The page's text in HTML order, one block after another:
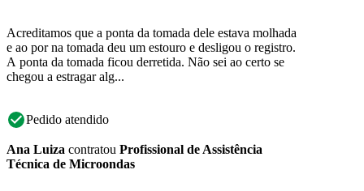
Acreditamos que a ponta da tomada dele estava molhada
e ao por na tomada deu um estouro e desligou o registro.
A ponta da tomada ficou derretida. Não sei ao certo se
chegou a estragar alg...
Pedido atendido
Ana Luiza contratou Profissional de Assistência
Técnica de Microondas